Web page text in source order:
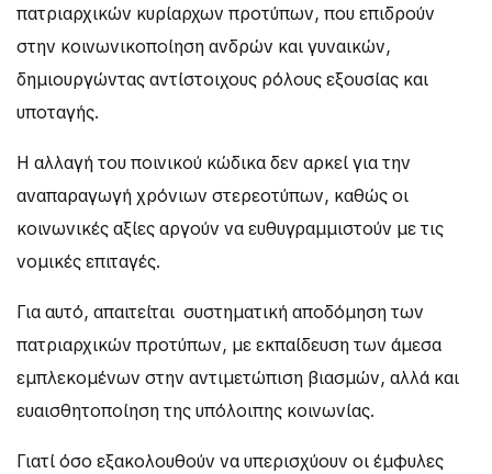
πατριαρχικών κυρίαρχων προτύπων, που επιδρούν
στην κοινωνικοποίηση ανδρών και γυναικών,
δημιουργώντας αντίστοιχους ρόλους εξουσίας και
υποταγής.
Η αλλαγή του ποινικού κώδικα δεν αρκεί για την
αναπαραγωγή χρόνιων στερεοτύπων, καθώς οι
κοινωνικές αξίες αργούν να ευθυγραμμιστούν με τις
νομικές επιταγές.
Για αυτό, απαιτείται συστηματική αποδόμηση των
πατριαρχικών προτύπων, με εκπαίδευση των άμεσα
εμπλεκομένων στην αντιμετώπιση βιασμών, αλλά και
ευαισθητοποίηση της υπόλοιπης κοινωνίας.
Γιατί όσο εξακολουθούν να υπερισχύουν οι έμφυλες